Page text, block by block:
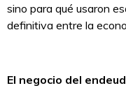
sino para qué usaron
definitiva entre la
El negocio del